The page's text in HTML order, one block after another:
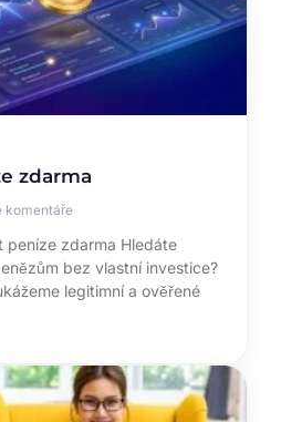
zdarma
komentáře
peníze zdarma Hledáte
bez vlastní investice?
legitimní a ověřené